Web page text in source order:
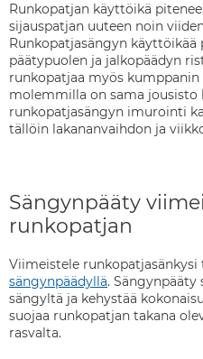
Runkopatjan käyttöikä
sijauspatjan uuteen noin
Runkopatjasängyn käyttöikää
päätypuolen ja jalkopäädyn
runkopatjaa myös
molemmilla on sama jousisto
runkopatjasängyn imurointi
tällöin lakananvaihdon ja
Sängynpääty
runkopatjan
Viimeistele
sängynpäädyllä. Sängynpääty
sängyltä ja kehystää
suojaa runkopatjan takana
rasvalta.